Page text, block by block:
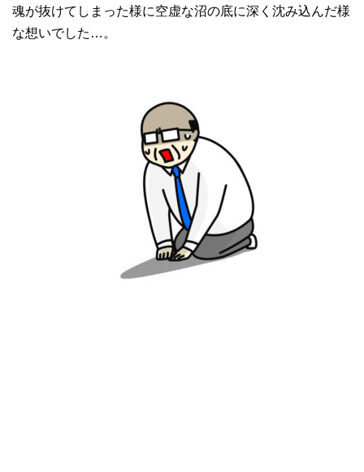
魂が抜けてしまった様に空虚な沼の底に深く沈み込んだ様
な想いでした…。